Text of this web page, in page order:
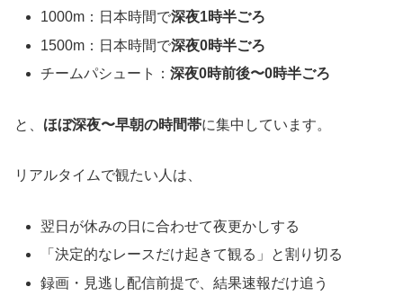
1000m：日本時間で深夜1時半ごろ
1500m：日本時間で深夜0時半ごろ
チームパシュート：深夜0時前後〜0時半ごろ
と、 ほぼ深夜〜早朝の時間帯に集中しています。
リアルタイムで観たい人は、
翌日が休みの日に合わせて夜更かしする
「決定的なレースだけ起きて観る」と割り切る
録画・見逃し配信前提で、結果速報だけ追う